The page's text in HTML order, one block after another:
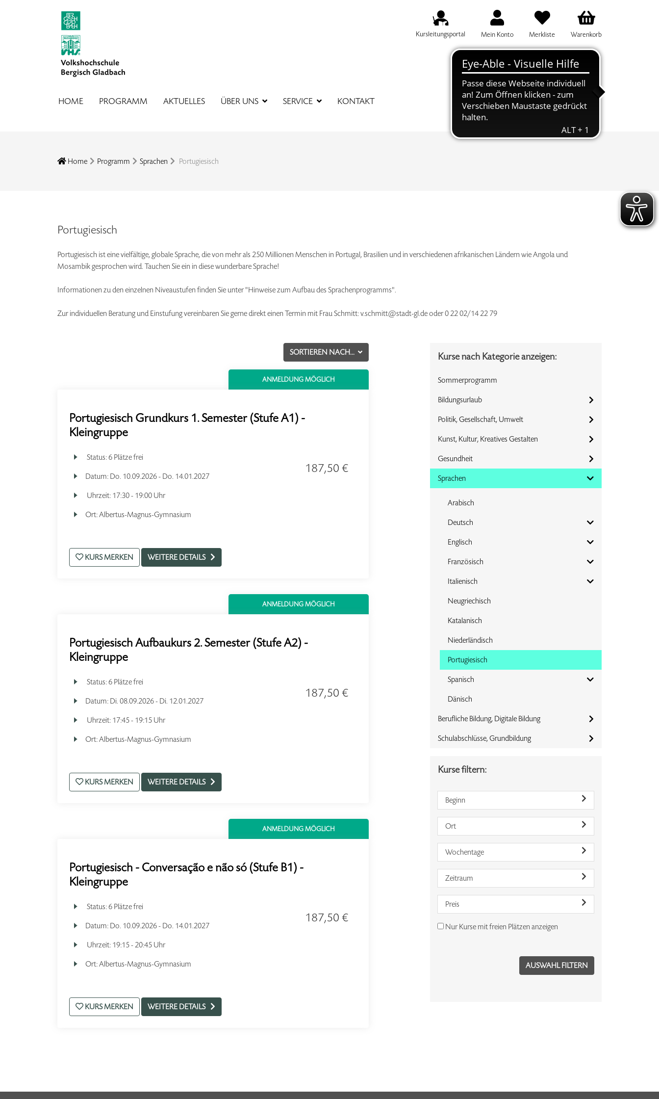
Kursleitungsportal Mein Konto Merkliste Warenkorb
HOME PROGRAMM AKTUELLES ÜBER UNS SERVICE KONTAKT
SUCHBEGRIFF FÜR DIE KURSSUCHE EINGEBEN
Home Programm Sprachen Portugiesisch
Portugiesisch
Portugiesisch ist eine vielfältige, globale Sprache, die von mehr als 250 Millionen Menschen in Portugal, Brasilien und in verschiedenen afrikanischen Ländern wie Angola und
Mosambik gesprochen wird. Tauchen Sie ein in diese wunderbare Sprache!
Informationen zu den einzelnen Niveaustufen finden Sie unter "Hinweise zum Aufbau des Sprachenprogramms".
Zur individuellen Beratung und Einstufung vereinbaren Sie gerne direkt einen Termin mit Frau Schmitt: v.schmitt@stadt-gl.de oder 0 22 02/14 22 79
SORTIEREN NACH...
ANMELDUNG MÖGLICH
Portugiesisch Grundkurs 1. Semester (Stufe A1) -
Kleingruppe
Status:6 Plätze frei
Datum: Do. 10.09.2026 - Do. 14.01.2027
Uhrzeit: 17:30 - 19:00 Uhr
Ort:Albertus-Magnus-Gymnasium
187,50 €
KURS MERKEN WEITERE DETAILS
ANMELDUNG MÖGLICH
Portugiesisch Aufbaukurs 2. Semester (Stufe A2) -
Kleingruppe
Status:6 Plätze frei
Datum: Di. 08.09.2026 - Di. 12.01.2027
Uhrzeit: 17:45 - 19:15 Uhr
Ort:Albertus-Magnus-Gymnasium
187,50 €
KURS MERKEN WEITERE DETAILS
ANMELDUNG MÖGLICH
Portugiesisch - Conversação e não só (Stufe B1) -
Kleingruppe
Status:6 Plätze frei
Datum: Do. 10.09.2026 - Do. 14.01.2027
Uhrzeit: 19:15 - 20:45 Uhr
Ort:Albertus-Magnus-Gymnasium
187,50 €
KURS MERKEN WEITERE DETAILS
Kurse nach Kategorie anzeigen:
Sommerprogramm
Bildungsurlaub
Politik, Gesellschaft, Umwelt
Kunst, Kultur, Kreatives Gestalten
Gesundheit
Sprachen
Arabisch
Deutsch
Englisch
Französisch
Italienisch
Neugriechisch
Katalanisch
Niederländisch
Portugiesisch
Spanisch
Dänisch
Berufliche Bildung, Digitale Bildung
Schulabschlüsse, Grundbildung
Kurse filtern:
Beginn
Ort
Wochentage
Zeitraum
Preis
Nur Kurse mit freien Plätzen anzeigen